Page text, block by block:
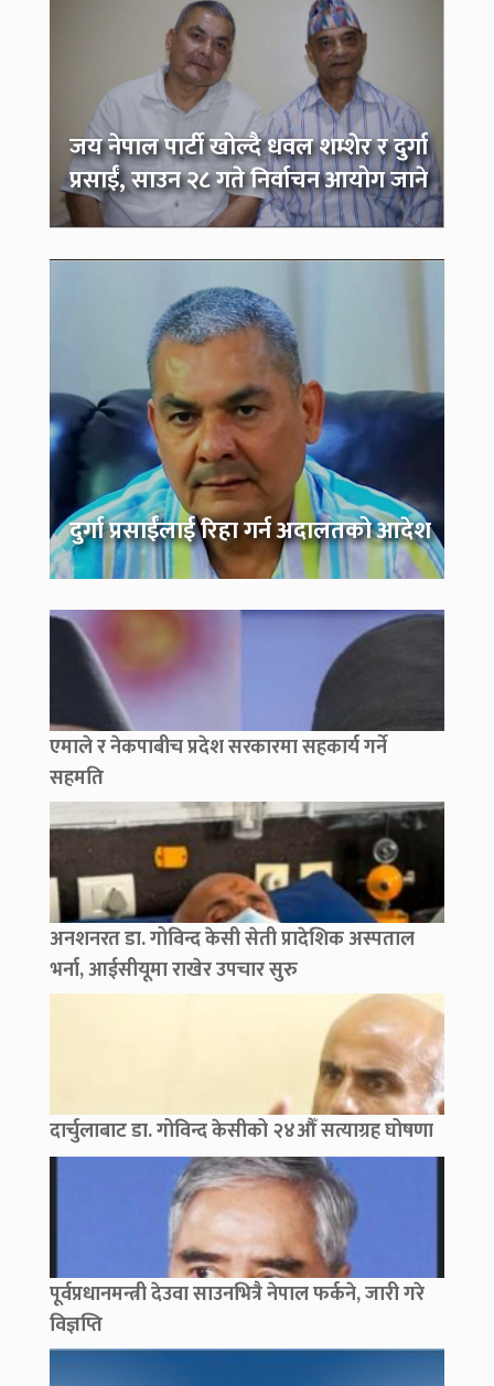
जय नेपाल पार्टी खोल्दै धवल शम्शेर र दुर्गा
प्रसाईं, साउन २८ गते निर्वाचन आयोग जाने
दुर्गा प्रसाईंलाई रिहा गर्न अदालतको आदेश
एमाले र नेकपाबीच प्रदेश सरकारमा सहकार्य गर्ने
सहमति
अनशनरत डा. गोविन्द केसी सेती प्रादेशिक अस्पताल
भर्ना, आईसीयूमा राखेर उपचार सुरु
दार्चुलाबाट डा. गोविन्द केसीको २४औँ सत्याग्रह घोषणा
पूर्वप्रधानमन्त्री देउवा साउनभित्रै नेपाल फर्कने, जारी गरे
विज्ञप्ति